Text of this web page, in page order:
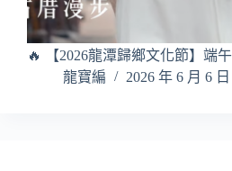
🔥 【2026龍潭歸鄉文化節】端
龍寶編
2026 年 6 月 6 日